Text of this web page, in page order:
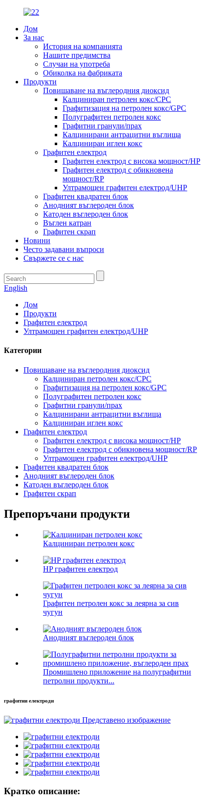
Дом
За нас
История на компанията
Нашите предимства
Случаи на употреба
Обиколка на фабриката
Продукти
Повишаване на въглеродния диоксид
Калциниран петролен кокс/CPC
Графитизация на петролен кокс/GPC
Полуграфитен петролен кокс
Графитни гранули/прах
Калцинирани антрацитни въглища
Калциниран иглен кокс
Графитен електрод
Графитен електрод с висока мощност/HP
Графитен електрод с обикновена
мощност/RP
Ултрамощен графитен електрод/UHP
Графитен квадратен блок
Анодният въглероден блок
Катоден въглероден блок
Въглен катран
Графитен скрап
Новини
Често задавани въпроси
Свържете се с нас
English
Дом
Продукти
Графитен електрод
Ултрамощен графитен електрод/UHP
Категории
Повишаване на въглеродния диоксид
Калциниран петролен кокс/CPC
Графитизация на петролен кокс/GPC
Полуграфитен петролен кокс
Графитни гранули/прах
Калцинирани антрацитни въглища
Калциниран иглен кокс
Графитен електрод
Графитен електрод с висока мощност/HP
Графитен електрод с обикновена мощност/RP
Ултрамощен графитен електрод/UHP
Графитен квадратен блок
Анодният въглероден блок
Катоден въглероден блок
Графитен скрап
Препоръчани продукти
Калциниран петролен кокс
HP графитен електрод
Графитен петролен кокс за леярна за сив
чугун
Анодният въглероден блок
Промишлено приложение на полуграфитни
петролни продукти...
графитни електроди
Кратко описание: